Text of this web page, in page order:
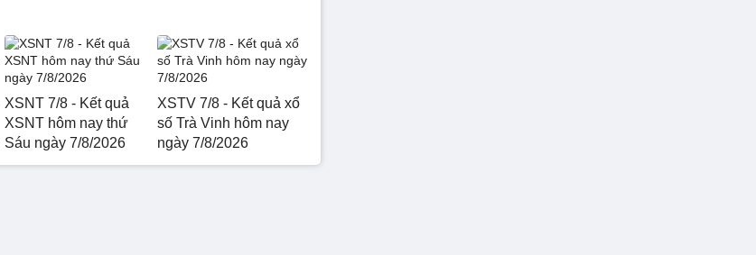
XSNT 7/8 - Kết quả
XSNT hôm nay thứ
Sáu ngày 7/8/2026
XSTV 7/8 - Kết quả xổ
số Trà Vinh hôm nay
ngày 7/8/2026